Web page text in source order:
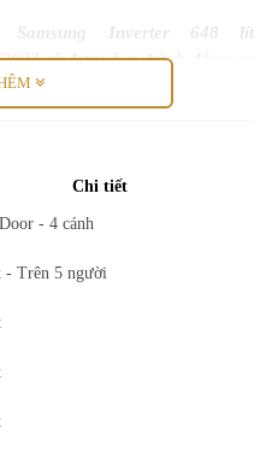
Inverter 648 lít
sẽ được bảo hành động cơ
trước ngày 01/11/2022 đều
năm.
Chi tiết
- 4 cánh
- Trên 5 người